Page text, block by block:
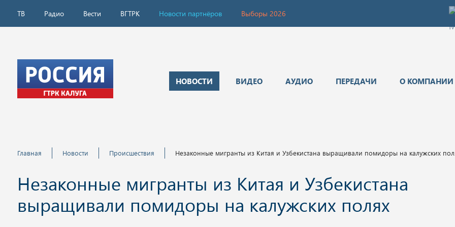
ТВ Радио Вести ВГТРК Новости партнёров Выборы 2026
НОВОСТИ ВИДЕО АУДИО ПЕРЕДАЧИ О КОМПАНИИ
Главная Новости Происшествия Незаконные мигранты из Китая и Узбекистана выращивали помидоры на калужских
Незаконные мигранты из Китая и Узбекистана
выращивали помидоры на калужских полях